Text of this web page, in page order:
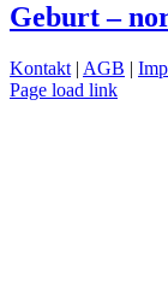
Geburt –
Kontakt | AGB |
Page load link